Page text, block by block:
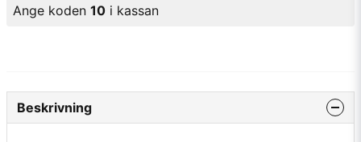
Ange koden 10 i kassan
Beskrivning